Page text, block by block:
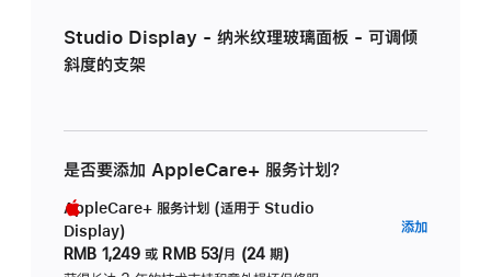
Studio Display - 纳米纹理玻璃面板 - 可调倾
斜度的支架
是否要添加 AppleCare+ 服务计划？
AppleCare+ 服务计划 (适用于 Studio
Display)
RMB 1,249 或 RMB 53/月 (24 期)
添加